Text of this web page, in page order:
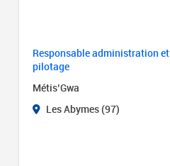
Responsable administration et
pilotage
Métis’Gwa
Les Abymes (97)